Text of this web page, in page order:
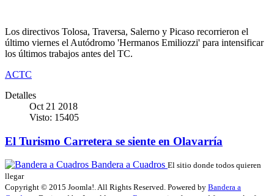
Los directivos Tolosa, Traversa, Salerno y Picaso recorrieron el
último viernes el Autódromo 'Hermanos Emiliozzi' para intensificar
los últimos trabajos antes del TC.
ACTC
Detalles
Oct 21 2018
Visto: 15405
El Turismo Carretera se siente en Olavarría
Bandera a Cuadros El sitio donde todos quieren
llegar
Copyright © 2015 Joomla!. All Rights Reserved. Powered by Bandera a